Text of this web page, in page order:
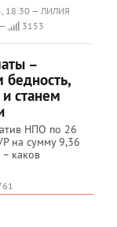
18:30 — ЛИЛИЯ
3153
–
бедность,
станем
НПО по 26
на сумму 9,36
– каков